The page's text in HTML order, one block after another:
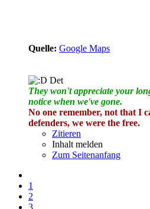
Quelle: Google Maps
Det
They won't appreciate your
notice when we've gone.
No one remember, not that I
defenders, we were the free.
Zitieren
Inhalt melden
Zum Seitenanfang
1
2